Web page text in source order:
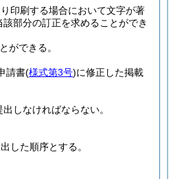
印刷する場合において文字が著
部分の訂正を求めることができ
ができる。
請書(様式第3号)に修正した掲載
しなければならない。
した順序とする。